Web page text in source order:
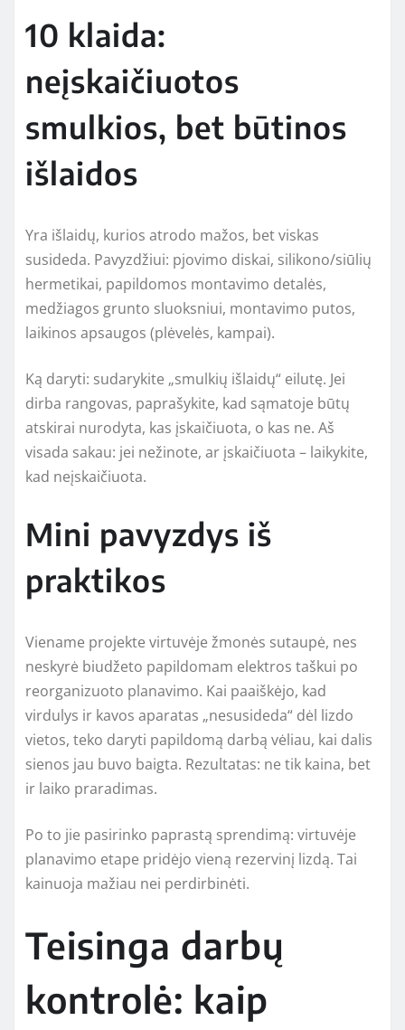
10 klaida:
neįskaičiuotos
smulkios, bet būtinos
išlaidos
Yra išlaidų, kurios atrodo mažos, bet viskas
susideda. Pavyzdžiui: pjovimo diskai, silikono/siūlių
hermetikai, papildomos montavimo detalės,
medžiagos grunto sluoksniui, montavimo putos,
laikinos apsaugos (plėvelės, kampai).
Ką daryti: sudarykite „smulkių išlaidų“ eilutę. Jei
dirba rangovas, paprašykite, kad sąmatoje būtų
atskirai nurodyta, kas įskaičiuota, o kas ne. Aš
visada sakau: jei nežinote, ar įskaičiuota – laikykite,
kad neįskaičiuota.
Mini pavyzdys iš
praktikos
Viename projekte virtuvėje žmonės sutaupė, nes
neskyrė biudžeto papildomam elektros taškui po
reorganizuoto planavimo. Kai paaiškėjo, kad
virdulys ir kavos aparatas „nesusideda“ dėl lizdo
vietos, teko daryti papildomą darbą vėliau, kai dalis
sienos jau buvo baigta. Rezultatas: ne tik kaina, bet
ir laiko praradimas.
Po to jie pasirinko paprastą sprendimą: virtuvėje
planavimo etape pridėjo vieną rezervinį lizdą. Tai
kainuoja mažiau nei perdirbinėti.
Teisinga darbų
kontrolė: kaip